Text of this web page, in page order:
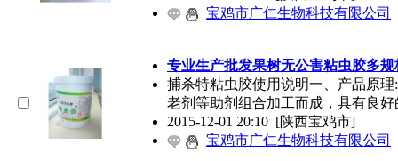
宝鸡市广仁生物科技有限公司
专业生产批发果树无公害粘虫胶多规
捕杀特粘虫胶使用说明一、产品原
老剂等助剂组合加工而成，具有良好
2015-12-01 20:10 [陕西宝鸡市]
宝鸡市广仁生物科技有限公司